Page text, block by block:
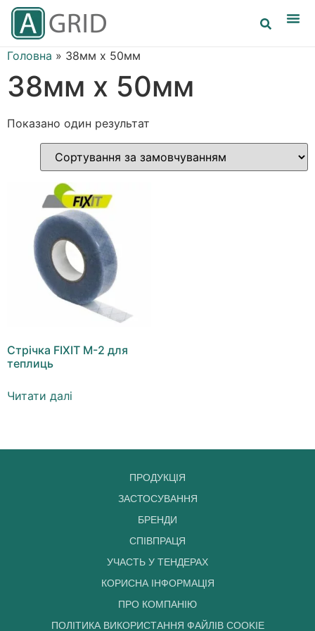
Головна » 38мм х 50мм
38мм х 50мм
Показано один результат
Стрічка FIXIT M-2 для
теплиць
Читати далі
ПРОДУКЦІЯ
ЗАСТОСУВАННЯ
БРЕНДИ
СПІВПРАЦЯ
УЧАСТЬ У ТЕНДЕРАХ
КОРИСНА ІНФОРМАЦІЯ
ПРО КОМПАНІЮ
ПОЛІТИКА ВИКОРИСТАННЯ ФАЙЛІВ COOKIE